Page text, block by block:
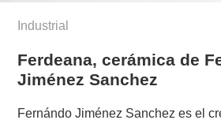
Industrial
Ferdeana, cerámica de
Jiménez Sanchez
Fernándo Jiménez Sanchez es el